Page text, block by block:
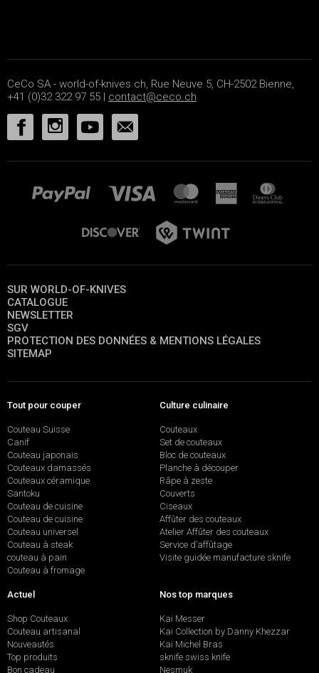
CeCo SA - world-of-knives.ch, Rue Neuve 5, CH-2502 Bienne,
+41 (0)32 322 97 55 | contact@ceco.ch
SUR WORLD-OF-KNIVES
CATALOGUE
NEWSLETTER
SGV
PROTECTION DES DONNÉES & MENTIONS LÉGALES
SITEMAP
Tout pour couper
Couteau Suisse
Canif
Couteau japonais
Couteaux damassés
Couteaux céramique
Santoku
Couteau de cuisine
Couteau de cuisine
Couteau universel
Couteau à steak
couteau à pain
Couteau à fromage
Culture culinaire
Couteaux
Set de couteaux
Bloc de couteaux
Planche à découper
Râpe à zeste
Couverts
Ciseaux
Affûter des couteaux
Atelier Affûter des couteaux
Service d’affûtage
Visite guidée manufacture sknife
Actuel
Shop Couteaux
Couteau artisanal
Nouveautés
Top produits
Bon cadeau
Nos top marques
Kai Messer
Kai Collection by Danny Khezzar
Kai Michel Bras
sknife swiss knife
Nesmuk